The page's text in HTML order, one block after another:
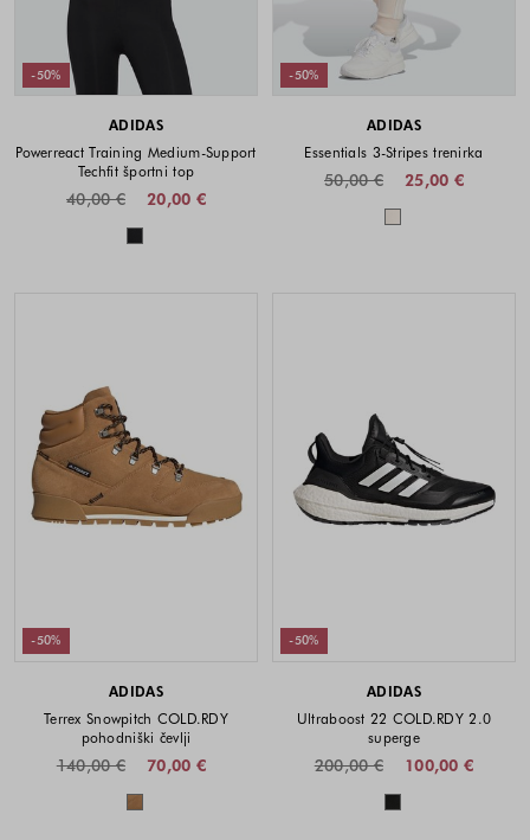
-50%
ADIDAS
Powerreact Training Medium-Support
Techfit športni top
20,00 €
40,00 €
Barve na voljo
-50%
ADIDAS
Essentials 3-Stripes trenirka
25,00 €
50,00 €
Barve na voljo
-50%
ADIDAS
Terrex Snowpitch COLD.RDY
pohodniški čevlji
70,00 €
140,00 €
Barve na voljo
-50%
ADIDAS
Ultraboost 22 COLD.RDY 2.0
superge
100,00 €
200,00 €
Barve na voljo